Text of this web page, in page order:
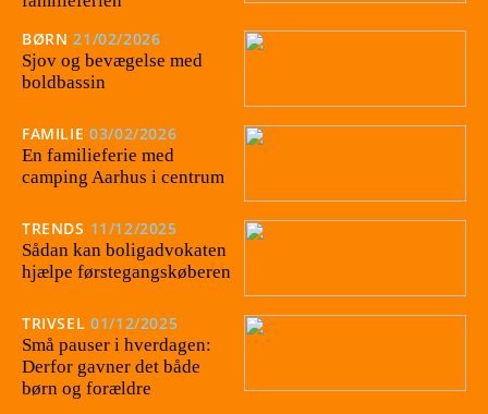
BØRN 21/02/2026
Sjov og bevægelse med
boldbassin
FAMILIE 03/02/2026
En familieferie med
camping Aarhus i centrum
TRENDS 11/12/2025
Sådan kan boligadvokaten
hjælpe førstegangskøberen
TRIVSEL 01/12/2025
Små pauser i hverdagen:
Derfor gavner det både
børn og forældre